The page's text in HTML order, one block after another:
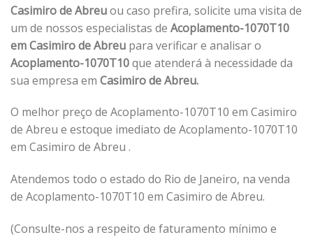
Casimiro de Abreuou caso prefira, solicite uma visita de
um de nossos especialistas de Acoplamento-1070T10
em Casimiro de Abreu para verificar e analisar o
Acoplamento-1070T10que atenderá à necessidade da
sua empresa em Casimiro de Abreu.
O melhor preço de Acoplamento-1070T10 em Casimiro
de Abreu e estoque imediato de Acoplamento-1070T10
em Casimiro de Abreu .
Atendemos todo o estado do Rio de Janeiro, na venda
de Acoplamento-1070T10 em Casimiro de Abreu.
(Consulte-nos a respeito de faturamento mínimo e